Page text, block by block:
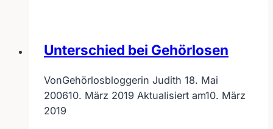
Unterschied bei Gehörlosen
VonGehörlosbloggerin Judith 18. Mai
200610. März 2019 Aktualisiert am10. März
2019